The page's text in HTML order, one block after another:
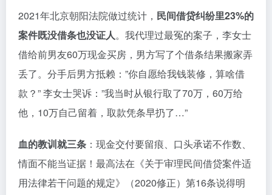
2021年北京朝阳法院做过统计， 民间借贷纠纷里23%的
案件既没借条也没证人。我代理过最冤的案子，李女士
借给前男友60万现金买房，男方写了个借条结果搬家弄
丢了。分手后男方抵赖：”你自愿给我钱装修，算啥借
款？” 李女士哭诉：”我当时从银行取了70万，60万给
他，10万自己留着，取款凭条早扔了…”
血的教训就三条 ：现金交付要留痕、口头承诺不作数、
情面不能当证据！最高法在《关于审理民间借贷案件适
用法律若干问题的规定》（2020修正）第16条说得明